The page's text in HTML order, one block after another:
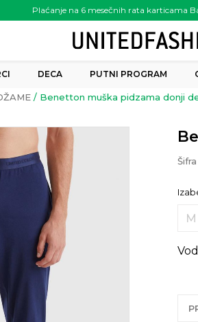
Plaćanje na 6 mesečnih rata karticama
preko 6.000.00 rsd
DECA PUTNI PROGRAM
Benetton muška pidzama donji
M